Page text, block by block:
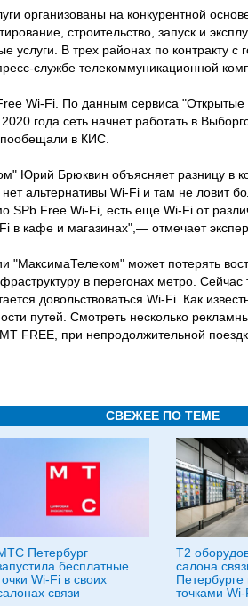
организованы на конкурентной
строительство, запуск и
услуги. В трех районах по контракту
службе телекоммуникационной
Wi-Fi. По данным сервиса
года сеть начнет работать в
в КИС.
Юрий Брюквин объясняет разницу в
альтернативы Wi-Fi и там не ловит
SPb Free Wi-Fi, есть еще Wi-Fi от
в кафе и магазинах",— отмечает
"МаксимаТелеком" может потерять
в перегонах метро.
довольствоваться Wi-Fi. Как
путей. Смотреть несколько
FREE, при непродолжительной
СВЕЖЕЕ ПО ТЕМЕ
Петербург
бесплатные
Wi-Fi в своих
связи
T2
салона
точками Wi-